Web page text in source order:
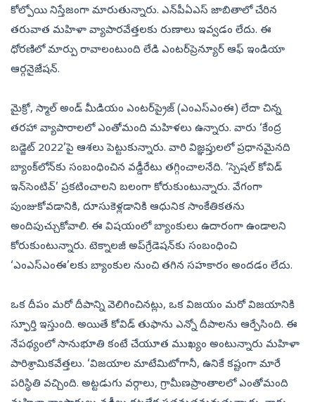
కోల్పోయి నిస్తేజంగా మారుతున్నారు. ఎన్‌పీఏఎస్‌ జాబితాలో చేరిన
తరువాత మహిళా వ్యాపారవేత్తలకు రుణాలు ఇవ్వడం లేదు. ఈ
ధోరణిలో మార్పు రావాలంటుంది లేడి ఎంటర్‌ప్రెన్యూర్‌ ఆఫ్‌ ఇండియా
ఆర్గనైజేషన్‌.
మైక్రో, స్మాల్‌ అండ్‌ మీడియం ఎంటర్‌ప్రైజ్‌ (ఎంఎస్‌ఎంఈ) లేదా చిన్న
తరహా వ్యాపారాలలో ఎంతోమంది మహిళలు ఉన్నారు. వారు ‘కేంద్ర
బడ్జెట్‌ 2022’పై ఆశలు పెట్టుకున్నారు. వారి విజ్ఞప్తులలో ప్రధానమైనది
బ్యాంక్‌లోన్‌కు సంబంధించిన వడ్డీరేటు తగ్గించాలనేది. ‘స్పెషల్‌ కోవిడ్‌
ఇన్‌సెంటివ్‌’ ప్రకటించాలని బలంగా కోరుకుంటున్నారు. వేగంగా
పుంజుకోవడానికి, దూసుకెళ్లడానికి ఆధునిక సాంకేతికతను
అందిపుచ్చుకోవాలి. ఈ విషయంలో బ్యాంకులు ఉదారంగా ఉండాలని
కోరుకుంటున్నారు. టెక్నాలజీ అప్‌గ్రేడెషన్‌కు సంబంధించి
‘ఎంఎస్‌ఎంఈ’లకు బ్యాంకుల నుంచి తగిన సహకారం అందడం లేదు.
ఒక దీపం మరో దీపాన్ని వెలిగించినట్లు, ఒక విజయం మరో విజయానికి
స్ఫూర్తి ఇస్తుంది. అయితే కోవిడ్‌ తుఫాను ఎన్నో దీపాలను ఆర్పేసింది. ఈ
నేపథ్యంలో సానుభూతి కంటే చేయూత ముఖ్యం అంటున్నారు మహిళా
పారిశ్రామికవేత్తలు. ‘విజయాల మాటేమిటోగానీ, ఉనికే కష్టంగా మారే
పరిస్థితి వచ్చింది. అట్టడుగు వర్గాలు, గ్రామీణప్రాంతాలలో ఎంతోమంది